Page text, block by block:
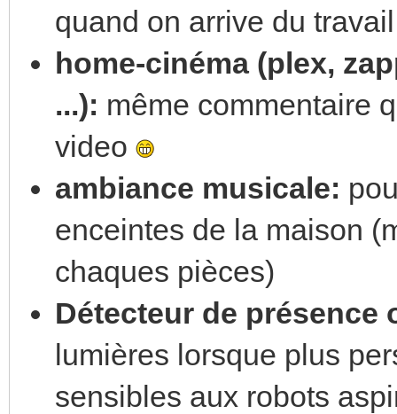
quand on arrive du
home-cinéma (plex,
...): même commentaire
video
ambiance musicale:
enceintes de la maison
chaques pièces)
Détecteur de présence
lumières lorsque plus
sensibles aux robots